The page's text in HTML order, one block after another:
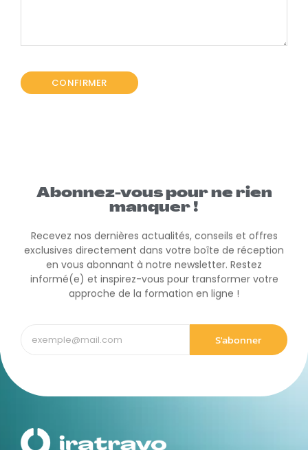
Abonnez-vous pour ne rien
manquer !
Recevez nos dernières actualités, conseils et offres
exclusives directement dans votre boîte de réception
en vous abonnant à notre newsletter. Restez
informé(e) et inspirez-vous pour transformer votre
approche de la formation en ligne !
S'abonner